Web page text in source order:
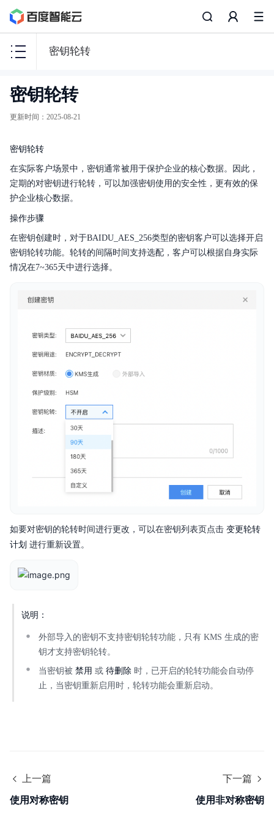
密钥轮转
密
钥
管
务
KMS
产品描述
产品定价
密钥轮转
更新时间 ： 2025-08-21
密钥轮转
在实际客户场景中，密钥通常被用于保护企业的核心数据。因此，
定期的对密钥进行轮转，可以加强密钥使用的安全性，更有效的保
护企业核心数据。
操作步骤
在密钥创建时，对于BAIDU_AES_256类型的密钥客户可以选择开启
密钥轮转功能。轮转的间隔时间支持选配，客户可以根据自身实际
情况在7~365天中进行选择。
如要对密钥的轮转时间进行更改，可以在密钥列表页点击 变更轮转
计划 进行重新设置。
说明：
外部导入的密钥不支持密钥轮转功能，只有 KMS 生成的密
钥才支持密钥轮转。
当密钥被 禁用 或 待删除 时，已开启的轮转功能会自动停
止，当密钥重新启用时，轮转功能会重新启动。
上一篇
使用对称密钥
下一篇
使用非对称密钥